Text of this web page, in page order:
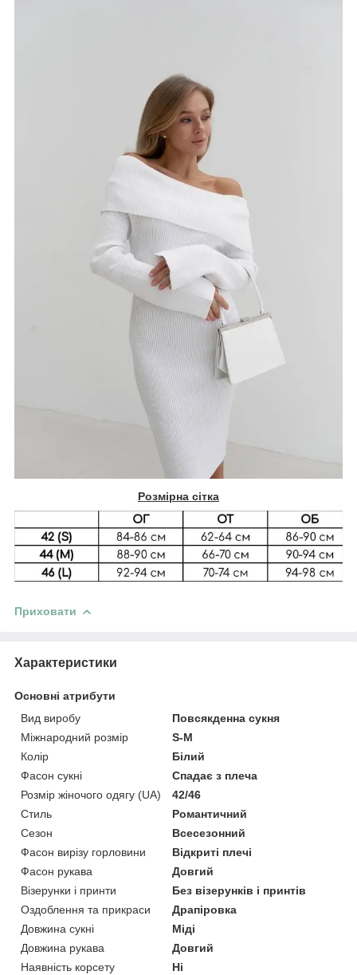
Розмірна сітка
Приховати
Характеристики
Основні атрибути
Вид виробу
Повсякденна сукня
Міжнародний розмір
S-M
Колір
Білий
Фасон сукні
Спадає з плеча
Розмір жіночого одягу (UA)
42/46
Стиль
Романтичний
Сезон
Всесезонний
Фасон вирізу горловини
Відкриті плечі
Фасон рукава
Довгий
Візерунки і принти
Без візерунків і принтів
Оздоблення та прикраси
Драпіровка
Довжина сукні
Міді
Довжина рукава
Довгий
Наявність корсету
Ні